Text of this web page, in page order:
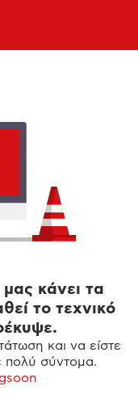
κάνει τα
το τεχνικό
και να είστε
πολύ σύντομα.